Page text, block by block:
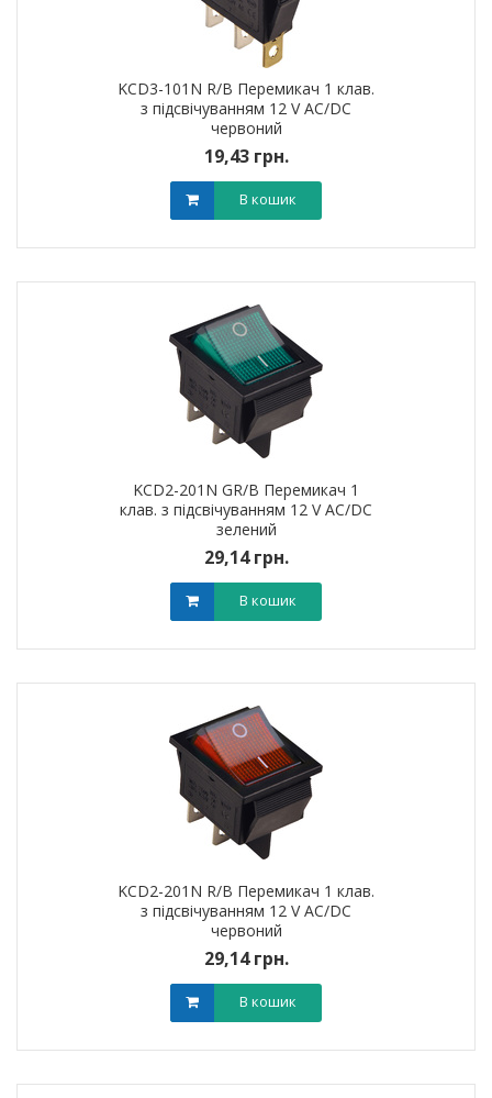
KCD3-101N R/B Перемикач 1 клав.
з підсвічуванням 12 V AC/DC
червоний
19,43 грн.
В кошик
KCD2-201N GR/B Перемикач 1
клав. з підсвічуванням 12 V AC/DC
зелений
29,14 грн.
В кошик
KCD2-201N R/B Перемикач 1 клав.
з підсвічуванням 12 V AC/DC
червоний
29,14 грн.
В кошик